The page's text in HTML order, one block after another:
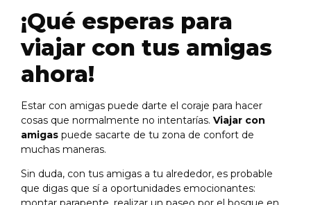
¡Qué esperas para
viajar con tus amigas
ahora!
Estar con amigas puede darte el coraje para hacer
cosas que normalmente no intentarías. Viajar con
amigas puede sacarte de tu zona de confort de
muchas maneras.
Sin duda, con tus amigas a tu alrededor, es probable
que digas que sí a oportunidades emocionantes: